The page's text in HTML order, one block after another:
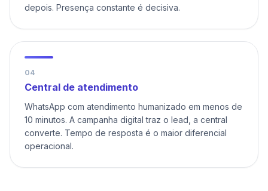
depois. Presença constante é decisiva.
04
Central de atendimento
WhatsApp com atendimento humanizado em menos de
10 minutos. A campanha digital traz o lead, a central
converte. Tempo de resposta é o maior diferencial
operacional.